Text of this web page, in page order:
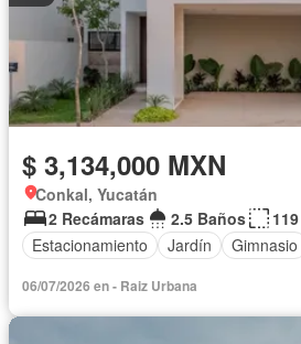
$ 3,134,000 MXN
Conkal, Yucatán
2 Recámaras
2.5 Baños
Estacionamiento
Jardín Gimnasio
06/07/2026 en - Raiz Urbana